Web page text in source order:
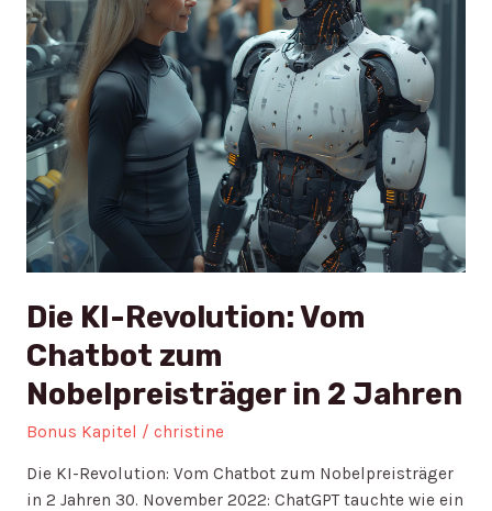
Die KI-Revolution: Vom
Chatbot zum
Nobelpreisträger in 2 Jahren
Bonus Kapitel / christine
Die KI-Revolution: Vom Chatbot zum Nobelpreisträger
in 2 Jahren 30. November 2022: ChatGPT tauchte wie ein
in
2
Jahren